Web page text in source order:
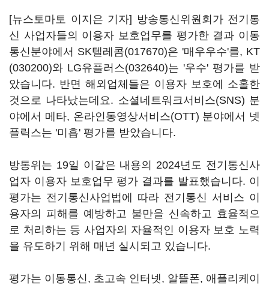
[뉴스토마토 이지은 기자] 방송통신위원회가 전기통
신 사업자들의 이용자 보호업무를 평가한 결과 이동
통신분야에서 SK텔레콤(017670)은 '매우우수'를, KT
(030200)와 LG유플러스(032640)는 '우수' 평가를 받
았습니다. 반면 해외업체들은 이용자 보호에 소홀한
것으로 나타났는데요. 소셜네트워크서비스(SNS) 분
야에서 메타, 온라인동영상서비스(OTT) 분야에서 넷
플릭스는 '미흡' 평가를 받았습니다.
방통위는 19일 이같은 내용의 2024년도 전기통신사
업자 이용자 보호업무 평가 결과를 발표했습니다. 이
평가는 전기통신사업법에 따라 전기통신 서비스 이
용자의 피해를 예방하고 불만을 신속하고 효율적으
로 처리하는 등 사업자의 자율적인 이용자 보호 노력
을 유도하기 위해 매년 실시되고 있습니다.
평가는 이동통신, 초고속 인터넷, 알뜰폰, 애플리케이